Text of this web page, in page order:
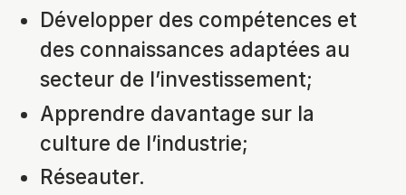
Développer des compétences et
des connaissances adaptées au
secteur de l’investissement;
Apprendre davantage sur la
culture de l’industrie;
Réseauter.